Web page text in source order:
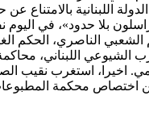
اللبنانية
بلا حدود»، في
الناصري، الحكم
اللبناني،
اخيرا، استغرب نقيب
اختصاص محكمة